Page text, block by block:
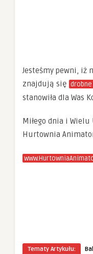
Jesteśmy pewni, iż
znajdują się
stanowiła dla Was
Miłego dnia i Wielu
Hurtownia
Tematy Artykułu: